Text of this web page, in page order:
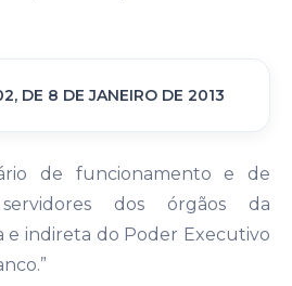
DE 8 DE JANEIRO DE 2013
de funcionamento e de
dos órgãos da
e indireta do Poder Executivo